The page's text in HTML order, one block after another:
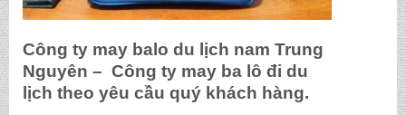
Công ty maybalo du lịch nam Trung
Nguyên – Công ty may ba lô đi du
lịch theo yêu cầu quý khách hàng.